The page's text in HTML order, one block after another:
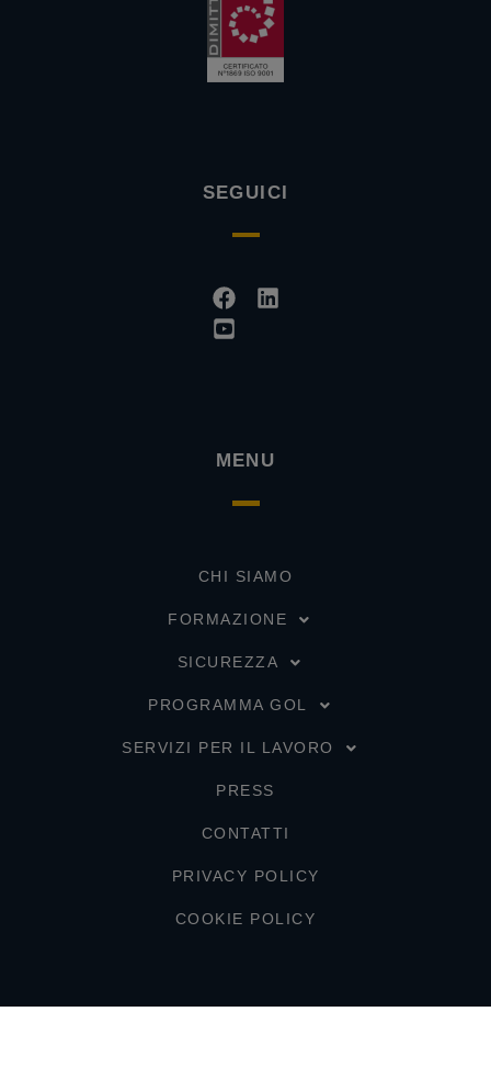
SEGUICI
Facebook
Linkedin
Youtube-
square
MENU
CHI SIAMO
FORMAZIONE
SICUREZZA
PROGRAMMA GOL
SERVIZI PER IL LAVORO
PRESS
CONTATTI
PRIVACY POLICY
COOKIE POLICY